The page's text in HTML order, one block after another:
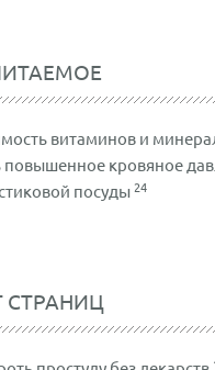
витаминов и
повышенное кровяное
посуды 24
СТРАНИЦ